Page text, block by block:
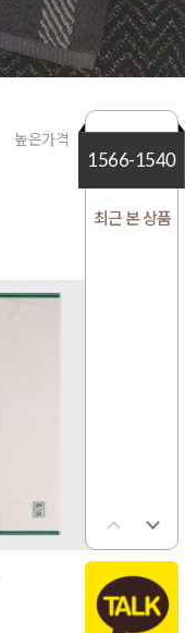
1566-1540
최근 본 상품
높은가격 낮은가격